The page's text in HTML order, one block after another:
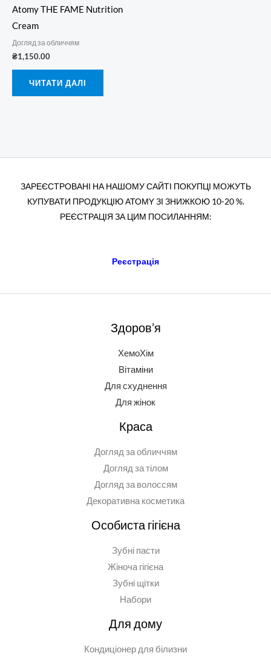
Atomy THE FAME Nutrition
Cream
Догляд за обличчям
₴1,150.00
ЧИТАТИ ДАЛІ
ЗАРЕЄСТРОВАНІ НА НАШОМУ САЙТІ ПОКУПЦІ МОЖУТЬ
КУПУВАТИ ПРОДУКЦІЮ АТОМY ЗІ ЗНИЖКОЮ 10-20 %.
РЕЄСТРАЦІЯ ЗА ЦИМ ПОСИЛАННЯМ:
Реєстрація
Здоров’я
ХемоХім
Вітаміни
Для схуднення
Для жінок
Краса
Догляд за обличчям
Догляд за тілом
Догляд за волоссям
Декоративна косметика
Особиста гігієна
Зубні пасти
Жіноча гігієна
Зубні щітки
Набори
Для дому
Кондиціонер для білизни